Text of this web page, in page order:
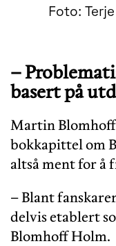
Foto:
–
basert på
Martin
bokkapittel om
altså ment for å
– Blant
delvis etablert
Blomhoff Holm.